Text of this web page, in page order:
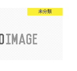
未分類